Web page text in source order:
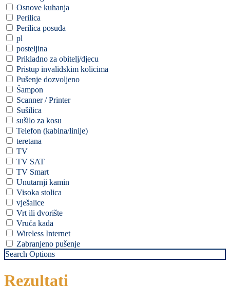
Osnove kuhanja
Perilica
Perilica posuđa
pl
posteljina
Prikladno za obitelj/djecu
Pristup invalidskim kolicima
Pušenje dozvoljeno
Šampon
Scanner / Printer
Sušilica
sušilo za kosu
Telefon (kabina/linije)
teretana
TV
TV SAT
TV Smart
Unutarnji kamin
Visoka stolica
vješalice
Vrt ili dvorište
Vruća kada
Wireless Internet
Zabranjeno pušenje
Search Options
Rezultati